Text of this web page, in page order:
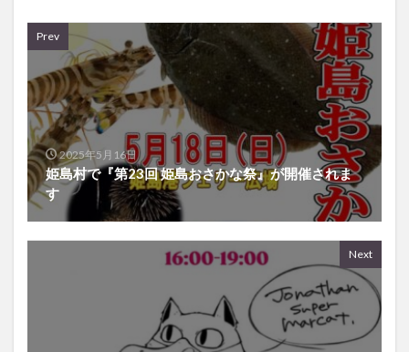
Prev
2025年5月16日
姫島村で『第23回 姫島おさかな祭』が開催されま
す
Next